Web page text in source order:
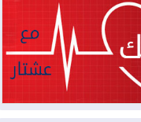
الكاظمي تعود إلى
قضائية
فساد
يشكو تزوير الانتخابات
أهلية" في